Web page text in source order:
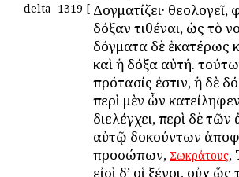
delta 1319 [ Δογματίζει· θεολογεῖ,
δόξαν τιθέναι, ὡς τὸ
δόγματα δὲ ἑκατέρως
καὶ ἡ δόξα αὐτή.
πρότασίς ἐστιν, ἡ δὲ
περὶ μὲν ὧν
διελέγχει, περὶ δὲ
αὐτῷ δοκούντων
προσώπων, Σωκράτους,
εἰσὶ δ’ οἱ ξένοι, οὐχ